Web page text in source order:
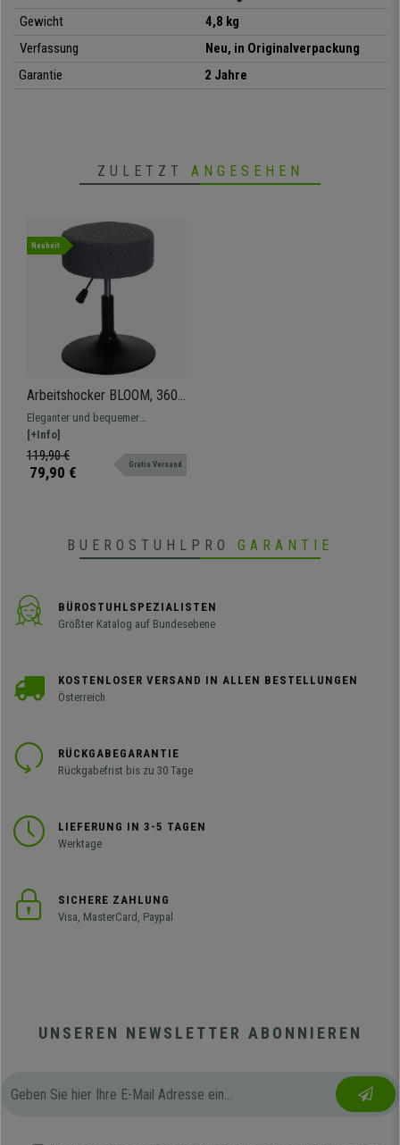
Gewicht
4,8 kg
Verfassung
Neu, in Originalverpackung
Garantie
2 Jahre
ZULETZT ANGESEHEN
Neuheit
Arbeitshocker BLOOM, 360º
drehbar, höhenverstellbar,
bequem gepolstert, Bouclé-
Stoffbezug, Farbe
Dunkelgrau
Eleganter und bequemer
Drehhocker, vielseitig einsetzbar,
mit Stoffbezug und Trompetenfuß
aus robustem Stahl.
[+Info]
119,90 €
79,90 € Gratis Versand
BUEROSTUHLPRO GARANTIE
BÜROSTUHLSPEZIALISTEN
Größter Katalog auf Bundesebene
KOSTENLOSER VERSAND IN ALLEN BESTELLUNGEN
Österreich
RÜCKGABEGARANTIE
Rückgabefrist bis zu 30 Tage
LIEFERUNG IN 3-5 TAGEN
Werktage
SICHERE ZAHLUNG
Visa, MasterCard, Paypal
UNSEREN NEWSLETTER ABONNIEREN